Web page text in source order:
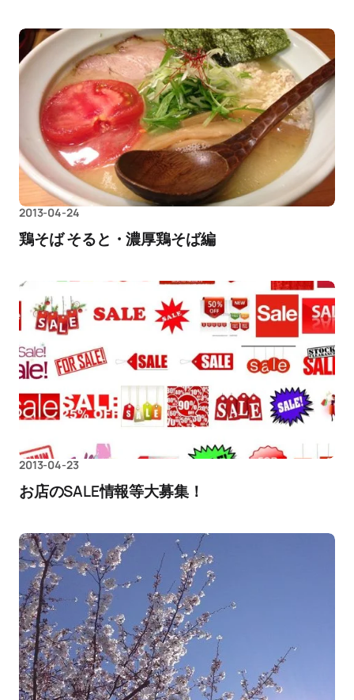
2013-04-24
鶏そば そると・濃厚鶏そば編
2013-04-23
お店のSALE情報等大募集！